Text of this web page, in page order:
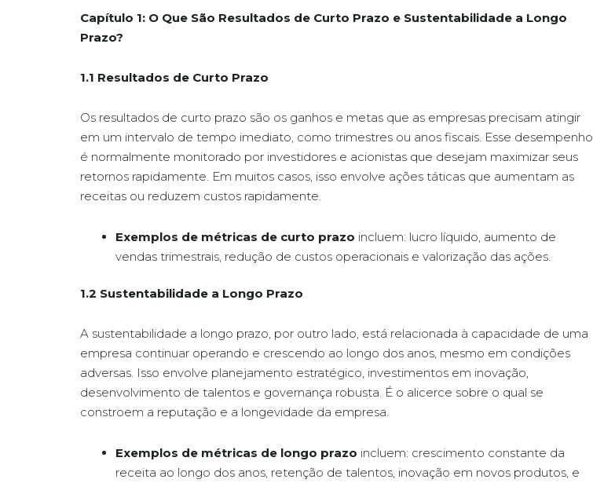
Capítulo 1: O Que São Resultados de Curto Prazo e Sustentabilidade a Longo
Prazo?
1.1 Resultados de Curto Prazo
Os resultados de curto prazo são os ganhos e metas que as empresas precisam atingir
em um intervalo de tempo imediato, como trimestres ou anos fiscais. Esse desempenho
é normalmente monitorado por investidores e acionistas que desejam maximizar seus
retornos rapidamente. Em muitos casos, isso envolve ações táticas que aumentam as
receitas ou reduzem custos rapidamente.
Exemplos de métricas de curto prazo incluem: lucro líquido, aumento de
vendas trimestrais, redução de custos operacionais e valorização das ações.
1.2 Sustentabilidade a Longo Prazo
A sustentabilidade a longo prazo, por outro lado, está relacionada à capacidade de uma
empresa continuar operando e crescendo ao longo dos anos, mesmo em condições
adversas. Isso envolve planejamento estratégico, investimentos em inovação,
desenvolvimento de talentos e governança robusta. É o alicerce sobre o qual se
constroem a reputação e a longevidade da empresa.
Exemplos de métricas de longo prazo incluem: crescimento constante da
receita ao longo dos anos, retenção de talentos, inovação em novos produtos, e